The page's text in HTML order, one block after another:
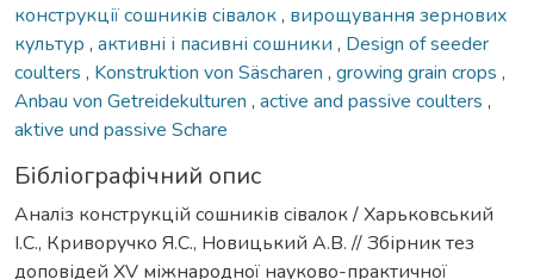
конструкції сошників сівалок, вирощування зернових
культур , активні і пасивні сошники , Design of seeder
coulters , Konstruktion von Säscharen , growing grain crops ,
Anbau von Getreidekulturen , active and passive coulters ,
aktive und passive Schare
Бібліографічний опис
Аналіз конструкцій сошників сівалок / Харьковський
І.С., Криворучко Я.С., Новицький А.В. // Збірник тез
доповідей XV міжнародної науково-практичної